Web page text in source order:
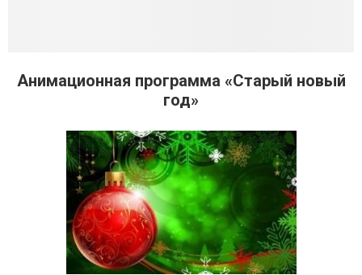
Анимационная программа «Старый новый
год»